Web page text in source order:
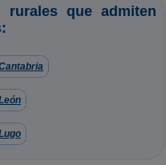
rurales que admiten